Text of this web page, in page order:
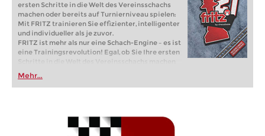
ersten Schritte in die Welt des Vereinsschachs
machen oder bereits auf Turnierniveau spielen:
Mit FRITZ trainieren Sie effizienter, intelligenter
und individueller als je zuvor.
FRITZ ist mehr als nur eine Schach-Engine – es ist
eine Trainingsrevolution! Egal, ob Sie Ihre ersten
Schritte in die Welt des Vereinsschachs machen
oder bereits auf Turnierniveau spielen: Mit
FRITZ trainieren Sie effizienter, intelligenter und
individueller als je zuvor.
Mehr...